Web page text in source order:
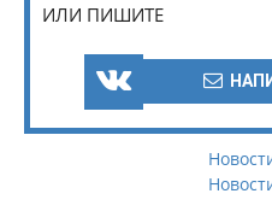
ИЛИ ПИШИТЕ